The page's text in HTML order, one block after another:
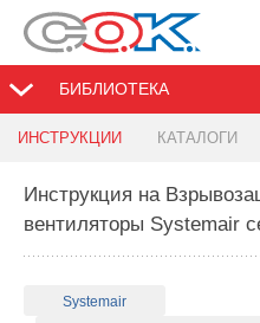
БИБЛИОТЕКА
ИНСТРУКЦИИ КАТАЛОГИ
Инструкция на
вентиляторы Systemair
Systemair